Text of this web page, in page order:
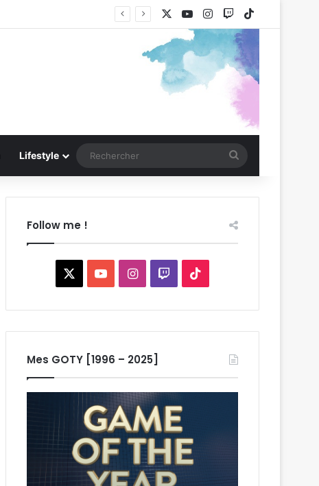
YouTubeInstagram
Twitch
Lifestyle
Follow me !
YouTubeInstagram
Twitch
Mes GOTY [1996 – 2025]